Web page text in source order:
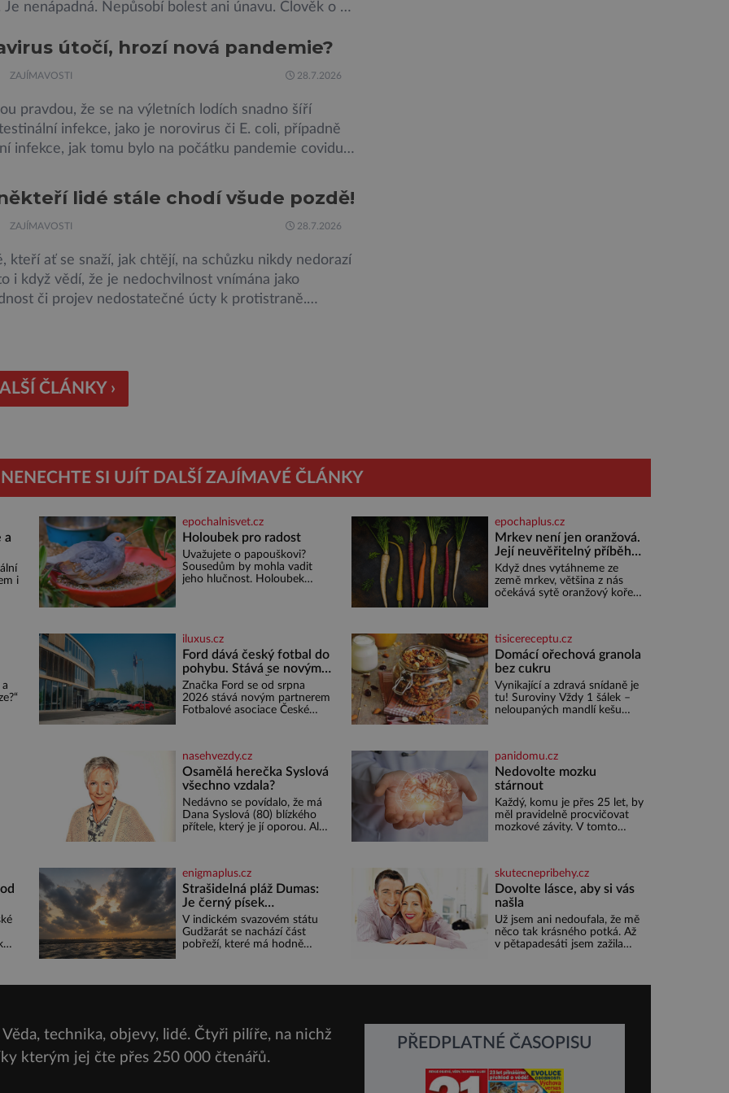
Je nenápadná. Nepůsobí bolest ani únavu. Člověk o ní
dítěte. Právě to je případ řady dědičných
útočí, hrozí nová pandemie?
ZAJÍMAVOSTI 28.7.2026
pravdou, že se na výletních lodích snadno šíří
infekce, jako je norovirus či E. coli, případně
infekce, jak tomu bylo na počátku pandemie covidu.
o prvním ohnisku hantaviru na výletní lodi bylo
i pro odborníky. Zdá se, že nebezpečí bylo
zažehnáno. Máme se bát nové pandemie? Hantavirus
lidé stále chodí všude pozdě!
ZAJÍMAVOSTI 28.7.2026
kteří ať se snaží, jak chtějí, na schůzku nikdy nedorazí
i když vědí, že je nedochvilnost vnímána jako
či projev nedostatečné úcty k protistraně.
průzkumy ukazují, že za to lidé, kteří chodí
ČLÁNKY ›
NENECHTE SI UJÍT DALŠÍ ZAJÍMAVÉ ČLÁNKY
a
i
epochalnisvet.cz
Holoubek pro radost
Uvažujete o papouškovi?
Sousedům by mohla vadit
jeho hlučnost. Holoubek
se o nenáročného klidného
ptáčka, který většinu dne jen
posedává. Hodně času tráví
na zemi, kde sbírá zbytky
semínek Jeho domovinou je
prakticky celá Austrálie s
výjimkou pobřežní oblasti.
epochaplus.cz
Mrkev není jen oranžová.
Její neuvěřitelný příběh
začíná fialovou barvou
Když dnes vytáhneme ze
země mrkev, většina z nás
očekává sytě oranžový kořen.
bílá, někdy dokonce téměř
černá. Až díky stovkám let
pečlivého šlechtění se z ní
stává zelenina, bez které si
českou zahradu ani
nedokážeme představit. Její
příběh je
iluxus.cz
Ford dává český fotbal do
pohybu. Stává se novým
partnerem FAČR
Značka Ford se od srpna
2026 stává novým partnerem
Fotbalové asociace České
týmů i českého fotbalu v
regionech. Partner
tisicereceptu.cz
Domácí ořechová granola
bez cukru
Vynikající a zdravá snídaně je
tu! Suroviny Vždy 1 šálek –
neloupaných mandlí kešu
ovesných vloček 1 lžíce mlet
nasehvezdy.cz
Osamělá herečka Syslová
všechno vzdala?
Nedávno se povídalo, že má
Dana Syslová (80) blízkého
přítele, který je jí oporou. Ale
odchodu. Dohnala ji snad
samota? Půs
panidomu.cz
Nedovolte mozku
stárnout
Každý, komu je přes 25 let, by
měl pravidelně procvičovat
mozkové závity. V tomto
na jméno kolegy z práce.
Nebo marně v paměti lovíte
název knížky, kterou jste
nedávno přečetli. Je to
opravdu tak, s věkem jako
kdyby se paměť rozhodla
stávkovat. Cvičte
enigmaplus.cz
Strašidelná pláž Dumas:
Je černý písek
podhoubím, ze kterého
roste zlo?
V indickém svazovém státu
Gudžarát se nachází část
pobřeží, které má hodně
skutecnepribehy.cz
Dovolte lásce, aby si vás
našla
Už jsem ani nedoufala, že mě
něco tak krásného potká. Až
v pětapadesáti jsem zažila
zaopatřený mladý muž.
Manželství nám oběma moc
že
technika, objevy, lidé. Čtyři pilíře, na nichž
kterým jej čte přes 250 000 čtenářů.
PŘEDPLATNÉ ČASOPISU